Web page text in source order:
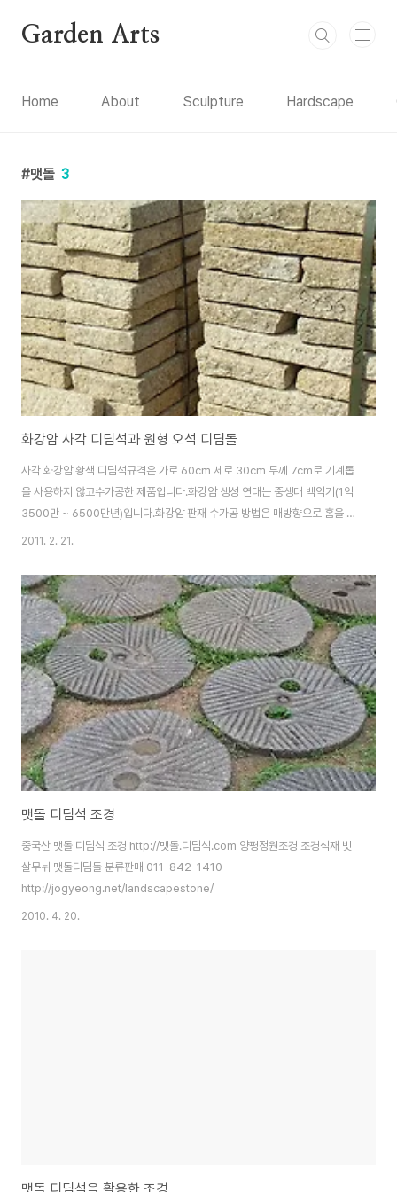
Garden Arts
Home About Sculpture Hardscape
맷돌 3
화강암 사각 디딤석과 원형 오석 디딤돌
사각 화강암 황색 디딤석규격은 가로 60cm 세로 30cm 두께 7cm로 기계톱
을 사용하지 않고수가공한 제품입니다.화강암 생성 연대는 중생대 백악기(1억
3500만 ~ 6500만년)입니다.화강암 판재 수가공 방법은 매방향으로 홈을 판
다음 쪼김새를 박아서 해머로 치면 일시에 갈라짐니다.매방향은 지면에서 수평
매끄러운면이 매방으로 석공들은 보통 원석은 재단할때 매방향을 먼저 재단을
합니다.고야로 전체적인 싸이즈를 잡은다음 거친 부분은 정다듬으로 마무리를
했읍니다.오석 원형디딤돌 지름 40cm 두께 5~6cm 철평석과 유사한 점판암
으로 상하면을 자연석 그대로 표면을 살리면서원형으로 가공처리된 디딤돌 용
도로 제작된것입니다.국내 화북석..
2011. 2. 21.
맷돌 디딤석 조경
중국산 맷돌 디딤석 조경 http://맷돌.디딤석.com 양평정원조경 조경석재 빗
살무뉘 맷돌디딤돌 분류판매 011-842-1410
http://jogyeong.net/landscapestone/
2010. 4. 20.